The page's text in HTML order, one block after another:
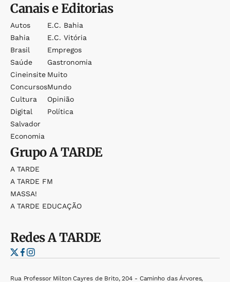
Canais e Editorias
Autos
Bahia
Brasil
Saúde
Cineinsite
Concursos
Cultura
Digital
Salvador
Economia
E.c. Bahia
E.c. Vitória
Empregos
Gastronomia
Muito
Mundo
Opinião
Política
GrupoA TARDE
A TARDE
A TARDE FM
MASSA!
A TARDE EDUCAÇÃO
RedesA TARDE
Rua Professor Milton Cayres de Brito, 204 - Caminho das Árvores,